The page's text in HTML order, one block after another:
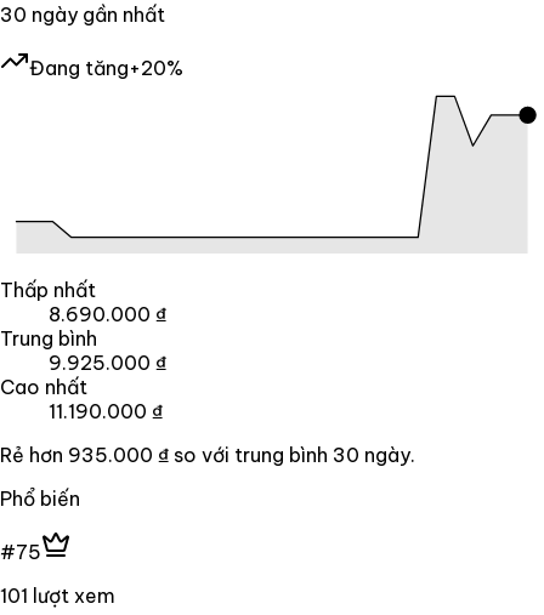
30 ngày gần nhất
Đang tăng+20%
Thấp nhất
8.690.000 ₫
Trung bình
9.925.000 ₫
Cao nhất
11.190.000 ₫
Rẻ hơn 935.000 ₫ so với trung bình 30 ngày.
Phổ biến
#75
101 lượt xem